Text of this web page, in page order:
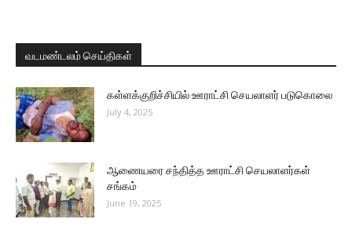
வடமண்டலம் செய்திகள்
கள்ளக்குறிச்சியில் ஊராட்சி செயலாளர் படுகொலை
July 4, 2025
ஆணையரை சந்தித்த ஊராட்சி செயலாளர்கள்
சங்கம்
June 19, 2025